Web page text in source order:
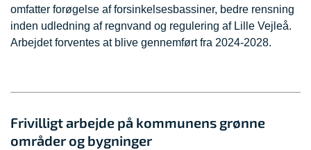
omfatter forøgelse af forsinkelsesbassiner, bedre rensning
inden udledning af regnvand og regulering af Lille Vejleå.
Arbejdet forventes at blive gennemført fra 2024-2028.
Frivilligt arbejde på kommunens grønne
områder og bygninger